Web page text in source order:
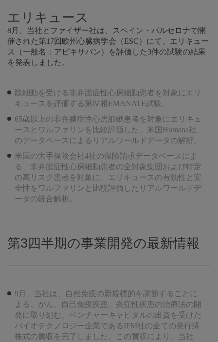
エリキュース
8月、当社とファイザー社は、スペイン・バルセロナで開
催された第17回欧州心臓病学会（ESC）にて、エリキュー
ス（一般名：アピキサバン）を評価した3件の試験の結果
を発表しました。
除細動を受ける非弁膜症性心房細動患者を対象にエリ
キュースを評価する第Ⅳ相EMANATE試験。
65歳以上の非弁膜症性心房細動患者を対象にエリキュ
ースとワルファリンを比較評価した、米国Humana社
のデータベースによるリアルワールドデータの解析。
米国の大手保険会社4社の保険請求データベースによ
る、非弁膜症性心房細動患者の全対象集団および特定
の高リスク患者を対象に、エリキュースの有効性と安
全性をワルファリンと比較評価したリアルワールドデ
ータの統合解析。
第3四半期の事業開発の最新情報
9月、当社は、自然免疫の新規標的を調節することに
よる、がん、自己免疫疾患、炎症性疾患の治療法の開
発に取り組む、ベンチャーキャピタルの出資を受けた
バイオテクノロジー企業であるIFM社の全ての発行済
株式の買収を完了しました。この買収により、当社